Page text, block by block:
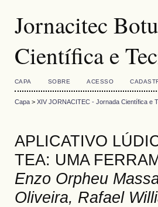
Jornacitec
Científica e
CAPA SOBRE ACESSO
Capa> XIV JORNACITEC - Jornada Científica e
APLICATIVO
TEA: UMA
Enzo Orpheu
Oliveira, Rafael